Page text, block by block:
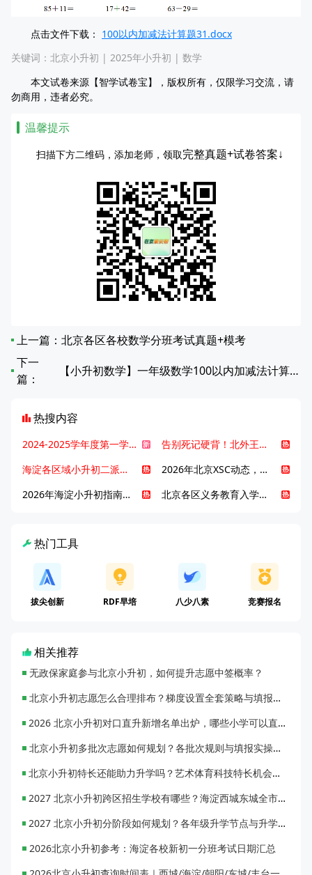
点击文件下载： 100以内加减法计算题31.docx
关键词： 北京小升初 | 2025年小升初 | 数学
本文试卷来源【智学试卷宝】，版权所有，仅限学习交流，请
勿商用，违者必究。
温馨提示
扫描下方二维码，添加老师，领取完整真题+试卷答案↓
上一篇： 北京各区各校数学分班考试真题+模考
下一
篇：
【小升初数学】一年级数学100以内加减法计算题32
热搜内容
2024-2025学年度第一学期北京各区期末考试真题试卷汇总
告别死记硬背！北外王牌精读词汇课，帮孩子突破英语词汇难关
海淀各区域小升初二派全攻略合集！区域一至五志愿填报、升学策略详解
2026年北京XSC动态，持续更新中ing...
2026年海淀小升初指南，一文了解招生政策要点
北京各区义务教育入学咨询电话汇总，25年小升初家长提前收藏
热门工具
拔尖创新 RDF早培 八少八素 竞赛报名
相关推荐
无政保家庭参与北京小升初，如何提升志愿中签概率？
北京小升初志愿怎么合理排布？梯度设置全套策略与填报避坑指南
2026 北京小升初对口直升新增名单出炉，哪些小学可以直升优质初中？
北京小升初多批次志愿如何规划？各批次规则与填报实操指南
北京小升初特长还能助力升学吗？艺术体育科技特长机会与误区全面解析
2027 北京小升初跨区招生学校有哪些？海淀西城东城全市招生校完整汇总
2027 北京小升初分阶段如何规划？各年级升学节点与升学通道全梳理
2026北京小升初参考：海淀各校新初一分班考试日期汇总